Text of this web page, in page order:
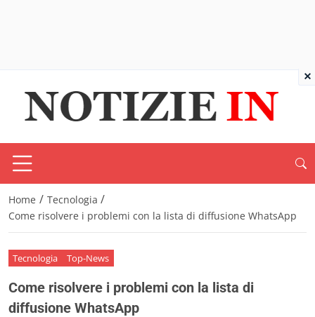
Home / Tecnologia /
Come risolvere i problemi con la lista di diffusione WhatsApp
Tecnologia Top-News
Come risolvere i problemi con la lista di
diffusione WhatsApp
×